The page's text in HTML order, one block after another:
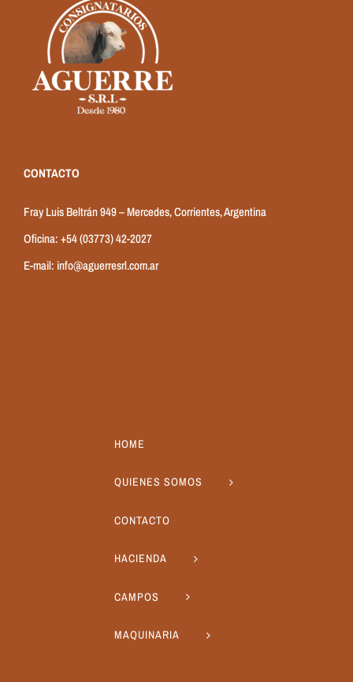
CONTACTO
Fray Luis Beltrán 949 – Mercedes, Corrientes, Argentina
Oficina:+54 (03773) 42-2027
E-mail: info@aguerresrl.com.ar
HOME
QUIENES SOMOS
CONTACTO
HACIENDA
CAMPOS
MAQUINARIA